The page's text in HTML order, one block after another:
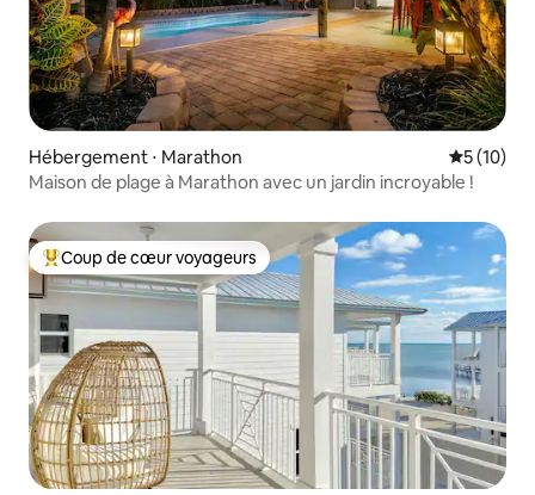
Hébergement ⋅ Marathon
5 (10)
Maison de plage à Marathon avec un jardin incroyable !
Coups de cœur voyageurs les plus appréciés
Coup de cœur voyageurs